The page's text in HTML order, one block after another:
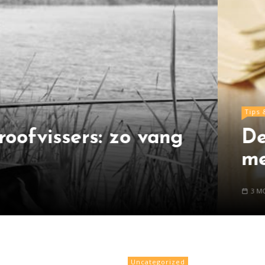
Tips & Tricks
De kunst van het
met gravure bijzonder
JEROEN VAN DAM
Uncategorized